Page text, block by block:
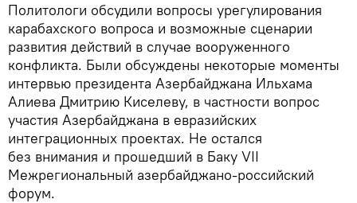
Политологи обсудили вопросы урегулирования
карабахского вопроса и возможные сценарии
развития действий в случае вооруженного
конфликта. Были обсуждены некоторые моменты
интервью президента Азербайджана Ильхама
Алиева Дмитрию Киселеву, в частности вопрос
участия Азербайджана в евразийских
интеграционных проектах. Не остался
без внимания и прошедший в Баку VII
Межрегиональный азербайджано-российский
форум.